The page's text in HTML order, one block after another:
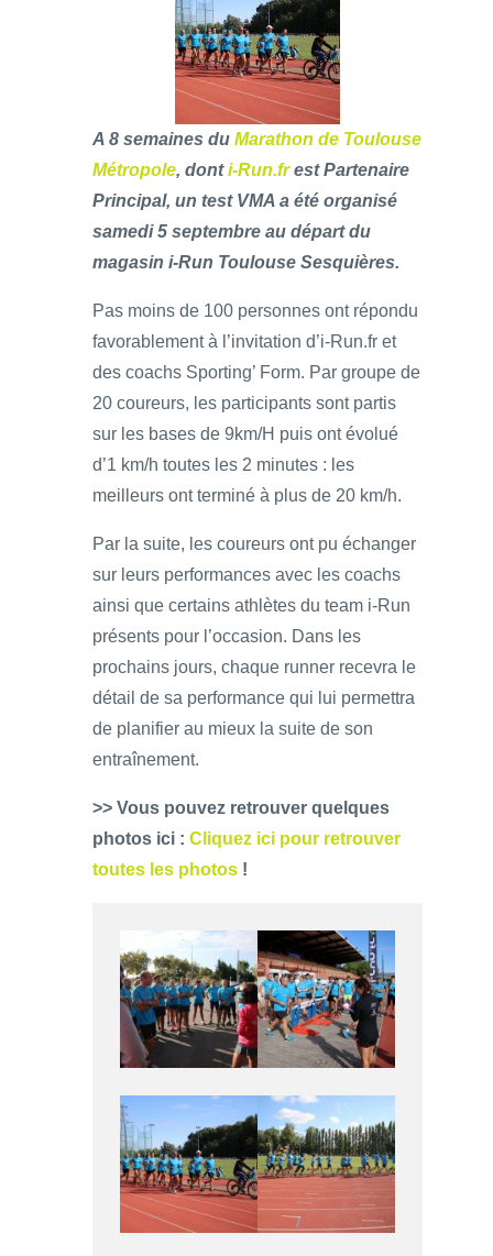
A 8 semaines du Marathon de Toulouse
Métropole, donti-Run.frest Partenaire
Principal, un test VMA a été organisé
samedi 5 septembre au départ du
magasin i-Run Toulouse Sesquières.
Pas moins de 100 personnes ont répondu
favorablement à l’invitation d’i-Run.fr et
des coachs Sporting’ Form. Par groupe de
20 coureurs, les participants sont partis
sur les bases de 9km/H puis ont évolué
d’1 km/h toutes les 2 minutes : les
meilleurs ont terminé à plus de 20 km/h.
Par la suite, les coureurs ont pu échanger
sur leurs performances avec les coachs
ainsi que certains athlètes du team i-Run
présents pour l’occasion. Dans les
prochains jours, chaque runner recevra le
détail de sa performance qui lui permettra
de planifier au mieux la suite de son
entraînement.
>> Vous pouvez retrouver quelques
photos ici : Cliquez ici pour retrouver
toutes les photos !